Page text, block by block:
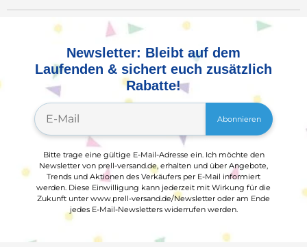
Newsletter: Bleibt auf dem
Laufenden & sichert euch zusätzlich
Rabatte!
Abonnieren
Bitte trage eine gültige E-Mail-Adresse ein. Ich möchte den
Newsletter von prell-versand.de, erhalten und über Angebote,
Trends und Aktionen des Verkäufers per E-Mail informiert
werden. Diese Einwilligung kann jederzeit mit Wirkung für die
Zukunft unter www.prell-versand.de/Newsletter oder am Ende
jedes E-Mail-Newsletters widerrufen werden.